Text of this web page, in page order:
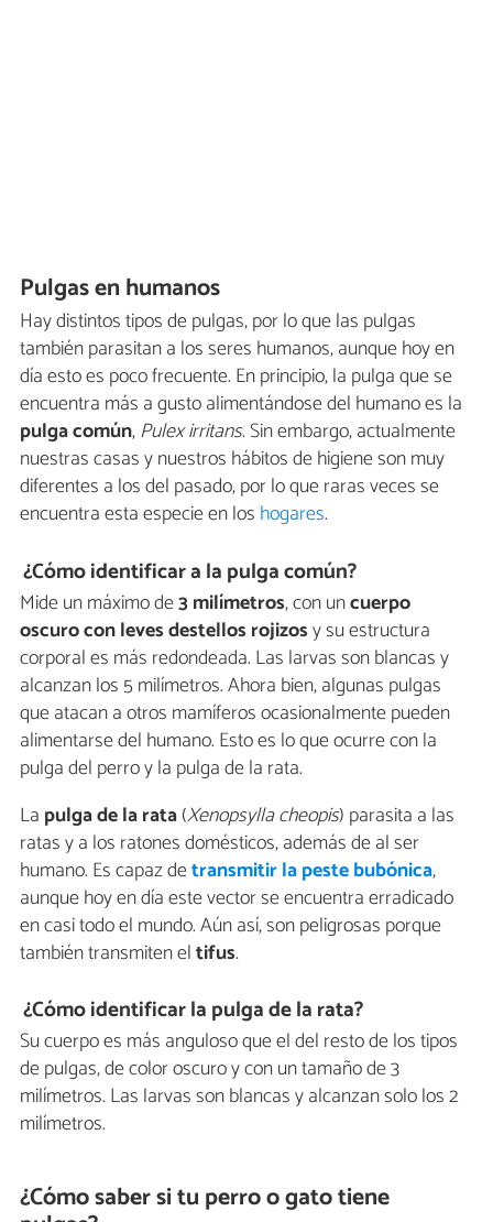
Pulgas en humanos
Hay distintos tipos de pulgas, por lo que las pulgas
también parasitan a los seres humanos, aunque hoy en
día esto es poco frecuente. En principio, la pulga que se
encuentra más a gusto alimentándose del humano es la
pulga común,Pulexirritans. Sin embargo, actualmente
nuestras casas y nuestros hábitos de higiene son muy
diferentes a los del pasado, por lo que raras veces se
encuentra esta especie en los hogares.
¿Cómo identificar a la pulga común?
Mide un máximo de3 milímetros, con uncuerpo
oscuro con leves destellos rojizosy su estructura
corporal es más redondeada. Las larvas son blancas y
alcanzan los 5 milímetros. Ahora bien, algunas pulgas
que atacan a otros mamíferos ocasionalmente pueden
alimentarse del humano. Esto es lo que ocurre con la
pulga del perro y la pulga de la rata.
La pulga de la rata(Xenopsylla cheopis) parasita a las
ratas y a los ratones domésticos, además de al ser
humano. Es capaz detransmitir la peste bubónica,
aunque hoy en día este vector se encuentra erradicado
en casi todo el mundo. Aún así, son peligrosas porque
también transmiten eltifus.
¿Cómo identificar la pulga de la rata?
Su cuerpo es más anguloso que el del resto de los tipos
de pulgas, de color oscuro y con un tamaño de 3
milímetros. Las larvas son blancas y alcanzan solo los 2
milímetros.
¿Cómo saber si tu perro o gato tiene